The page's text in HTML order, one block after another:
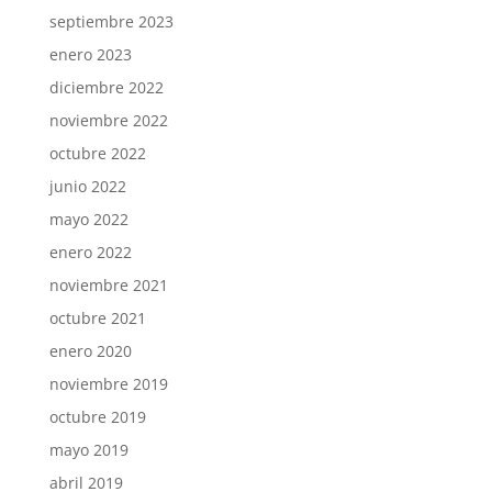
septiembre 2023
enero 2023
diciembre 2022
noviembre 2022
octubre 2022
junio 2022
mayo 2022
enero 2022
noviembre 2021
octubre 2021
enero 2020
noviembre 2019
octubre 2019
mayo 2019
abril 2019